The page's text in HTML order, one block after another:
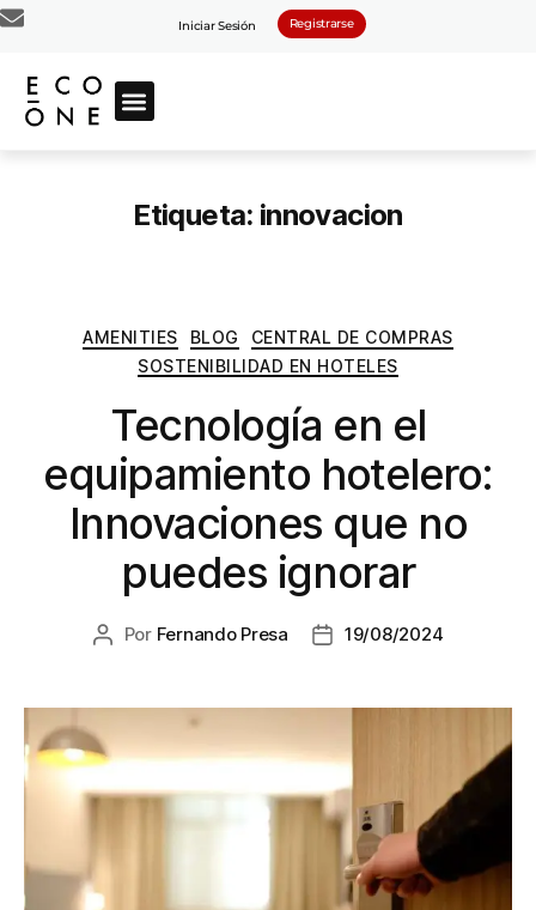
Iniciar Sesión Registrarse
Etiqueta: innovacion
AMENITIES BLOG
CENTRAL DE COMPRAS
SOSTENIBILIDAD EN HOTELES
Tecnología en el
equipamiento hotelero:
Innovaciones que no
puedes ignorar
Por Fernando Presa 19/08/2024